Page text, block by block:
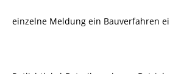
einzelne Meldung ein Bauverfahren